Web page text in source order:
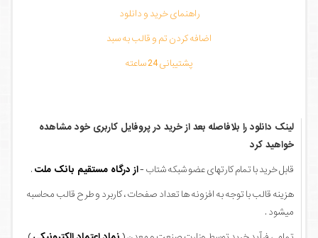
راهنمای خرید و دانلود
اضافه کردن تم و قالب به سبد
پشتیبانی 24 ساعته
لینک دانلود را بلافاصله بعد از خرید در پروفایل کاربری خود مشاهده
خواهید کرد
قابل خرید با تمام کارتهای عضو شبکه شتاب -از درگاه مستقیم بانک ملت .
هزینه قالب با توجه به افزونه ها تعداد صفحات ، کاربرد و طرح قالب محاسبه
میشود .